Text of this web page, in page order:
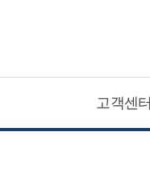
고객센터